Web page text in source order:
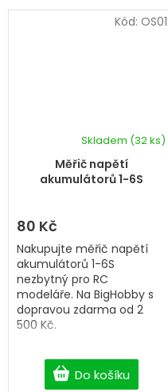
Měřič napětí
akumulátorů 1-6S
Skladem (32 ks)
80 Kč
Do košíku
Nakupujte měřič napětí
akumulátorů 1-6S
nezbytný pro RC
modeláře. Na BigHobby s
dopravou zdarma od 2
500 Kč.
Kód: OS01